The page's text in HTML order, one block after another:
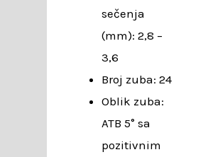
sečenja
(mm): 2,8 –
3,6
Broj zuba: 24
Oblik zuba:
ATB 5° sa
pozitivnim